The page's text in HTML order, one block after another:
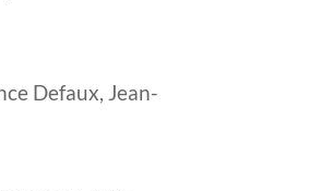
Defaux, Jean-